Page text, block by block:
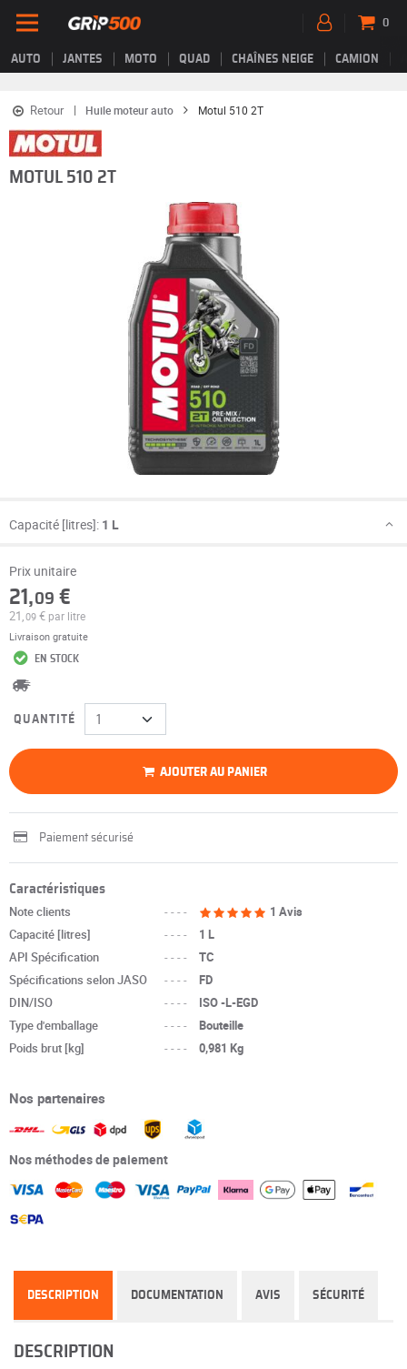
AUTO JANTES MOTO QUAD CHAÎNES NEIGE CAMION
0
Retour Huile moteur auto Motul 510 2T
MOTUL 510 2T
Capacité [litres]: 1 L
Prix unitaire
21,09 €
21,09 € par litre
Livraison gratuite
EN STOCK
QUANTITÉ
AJOUTER AU PANIER
Paiement sécurisé
Caractéristiques
Note clients ----
1 Avis
Capacité [litres]
----
1 L
API Spécification
----
TC
Spécifications selon JASO
----
FD
DIN/ISO
----
ISO -L-EGD
Type d'emballage
----
Bouteille
Poids brut [kg]
---- 0,981 Kg
Nos partenaires
Nos méthodes de paiement
DESCRIPTION DOCUMENTATION AVIS SÉCURITÉ
DESCRIPTION